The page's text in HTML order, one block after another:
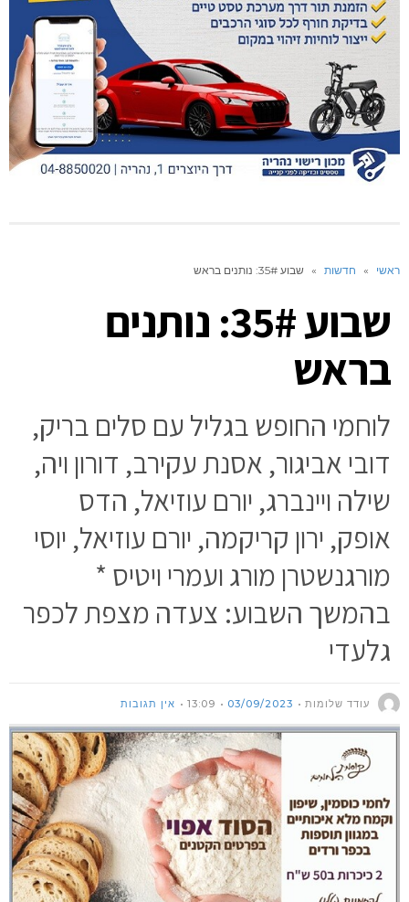
» חדשות » שבוע 35#: נותנים בראש
שבוע 35#: נותנים
בראש
לוחמי החופש בגליל עם סלים בריק,
דובי אביגור, אסנת עקירב, דורון ויה,
שילה ויינברג, יורם עוזיאל, הדס
אופק, ירון קריקמה, יורם עוזיאל, יוסי
מורגנשטרן מורג ועמרי ויטיס *
בהמשך השבוע: צעדה מצפת לכפר
גלעדי
עודד שלומות 03/09/2023
13:09 אין תגובות